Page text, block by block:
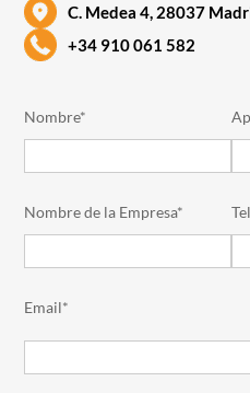
C. Medea 4, 28037
+34 910 061 582
Nombre*
Nombre de la Empresa*
Email*